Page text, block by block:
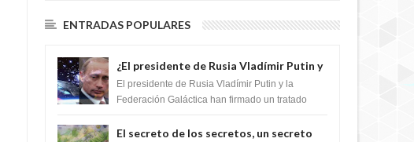
ENTRADAS POPULARES
¿El presidente de Rusia Vladímir Putin y
la Federación Galactica han firmado un
tratado para acabar con los Sionistas?
El presidente de Rusia Vladímir Putin y la
Federación Galáctica han firmado un tratado
Si...
El secreto de los secretos, un secreto